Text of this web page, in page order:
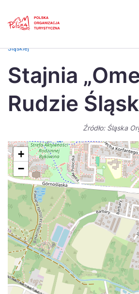
Česká
Dansk
Italiano
Nederlands
Português
Suomi
Україна
Zamknij
Śląskiej
Stajnia
Rudzie
Źródło: Śląska
+
−